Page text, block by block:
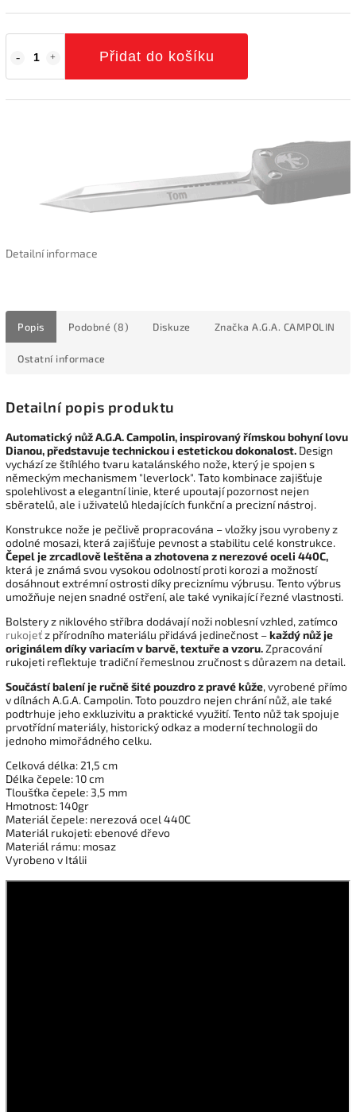
Přidat do košíku
Detailní informace
Popis Podobné (8) Diskuze Značka A.G.A. CAMPOLIN
Ostatní informace
Detailní popis produktu
Automatický nůž A.G.A. Campolin, inspirovaný římskou bohyní lovu
Dianou, představuje technickou i estetickou dokonalost. Design
vychází ze štíhlého tvaru katalánského nože, který je spojen s
německým mechanismem "leverlock". Tato kombinace zajišťuje
spolehlivost a elegantní linie, které upoutají pozornost nejen
sběratelů, ale i uživatelů hledajících funkční a precizní nástroj.
Konstrukce nože je pečlivě propracována – vložky jsou vyrobeny z
odolné mosazi, která zajišťuje pevnost a stabilitu celé konstrukce.
Čepel je zrcadlově leštěna a zhotovena z nerezové oceli 440C,
která je známá svou vysokou odolností proti korozi a možností
dosáhnout extrémní ostrosti díky preciznímu výbrusu. Tento výbrus
umožňuje nejen snadné ostření, ale také vynikající řezné vlastnosti.
Bolstery z niklového stříbra dodávají noži noblesní vzhled, zatímco
rukojeťz přírodního materiálu přidává jedinečnost –každý nůž je
originálem díky variacím v barvě, textuře a vzoru.Zpracování
rukojeti reflektuje tradiční řemeslnou zručnost s důrazem na detail.
Součástí balení je ručně šité pouzdro z pravé kůže, vyrobené přímo
v dílnách A.G.A. Campolin. Toto pouzdro nejen chrání nůž, ale také
podtrhuje jeho exkluzivitu a praktické využití. Tento nůž tak spojuje
prvotřídní materiály, historický odkaz a moderní technologii do
jednoho mimořádného celku.
Celková délka: 21,5 cm
Délka čepele: 10 cm
Tloušťka čepele: 3,5 mm
Hmotnost: 140gr
Materiál čepele: nerezová ocel 440C
Materiál rukojeti: ebenové dřevo
Materiál rámu: mosaz
Vyrobeno v Itálii